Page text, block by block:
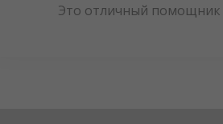
Это отличный помощник